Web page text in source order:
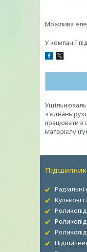
У компанії
з'єднань
працювати в
матеріалу
Радіальні
Кулькові